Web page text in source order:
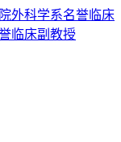
外科学系名誉临床
临床副教授